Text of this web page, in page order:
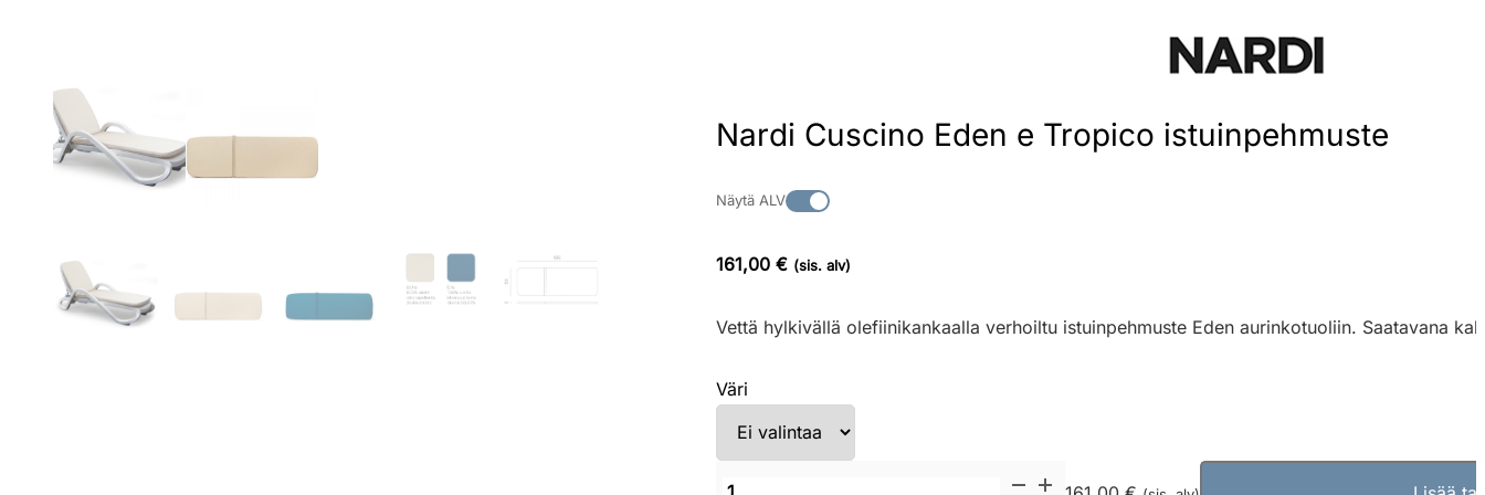
Nardi Cuscino Eden e Tropico istuinpehmuste
Näytä ALV
161,00 € (sis. alv)
Vettä hylkivällä olefiinikankaalla verhoiltu istuinpehmuste Eden aurinkotuoliin. Saatavana
Väri
Nardi